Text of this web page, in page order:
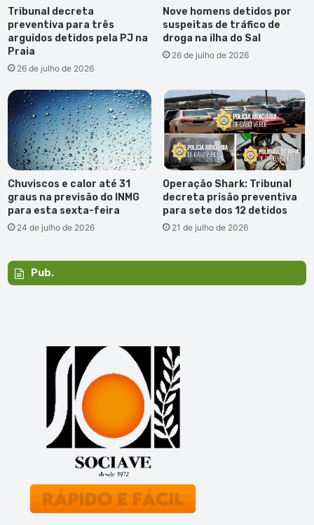
Tribunal decreta
preventiva para três
arguidos detidos pela PJ na
Praia
26 de julho de 2026
Nove homens detidos por
suspeitas de tráfico de
droga na ilha do Sal
26 de julho de 2026
Chuviscos e calor até 31
graus na previsão do INMG
para esta sexta-feira
24 de julho de 2026
Operação Shark: Tribunal
decreta prisão preventiva
para sete dos 12 detidos
21 de julho de 2026
Pub.